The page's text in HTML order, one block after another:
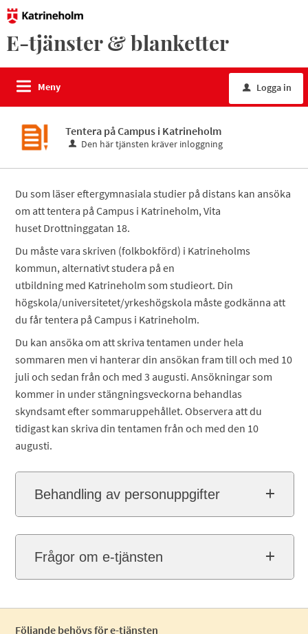
E-tjänster & blanketter
Meny u Logga in
Tentera på Campus i Katrineholm
Den här tjänsten kräver inloggning
Du som läser eftergymnasiala studier på distans kan ansöka
om att tentera på Campus i Katrineholm, Vita
huset Drottninggatan 18.
Du måste vara skriven (folkbokförd) i Katrineholms
kommun, alternativt studera på en
utbildning med Katrineholm som studieort. Din
högskola/universitetet/yrkeshögskola måste godkänna att
du får tentera på Campus i Katrineholm.
Du kan ansöka om att skriva tentamen under hela
sommaren men vi hanterar din ansökan fram till och med 10
juli och sedan från och med 3 augusti. Ansökningar som
kommer in under stängningsveckorna behandlas
skyndsamt efter sommaruppehållet. Observera att du
tidigast kan skriva din tentamen från och med den 10
augusti.
Behandling av personuppgifter
Frågor om e-tjänsten
Följande behövs för e-tjänsten